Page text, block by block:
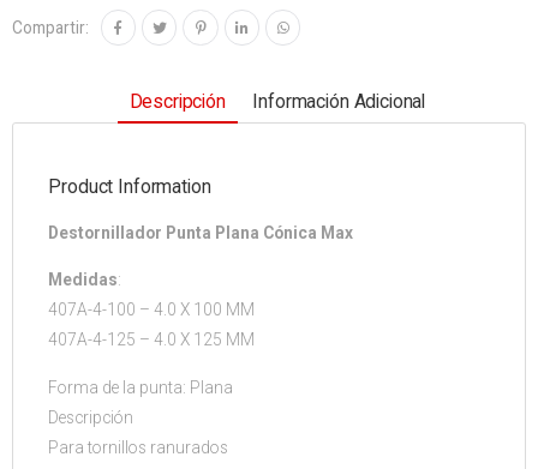
Compartir:
Descripción Información Adicional
Product Information
Destornillador Punta Plana Cónica Max
Medidas:
407A-4-100 – 4.0 X 100 MM
407A-4-125 – 4.0 X 125 MM
Forma de la punta: Plana
Descripción
Para tornillos ranurados